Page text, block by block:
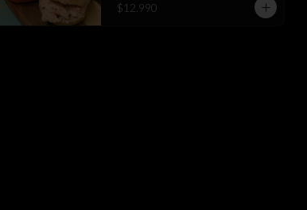
$12.990